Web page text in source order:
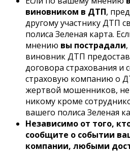
виновником в ДТП,
другому участнику ДТП
полиса Зеленая карта.
мнению вы пострадали
виновник ДТП
договора страхования и
страховую компанию о
жертвой мошенников, не
никому кроме
вашего полиса Зеленая
Независимо от того,
сообщите о событии
компании, любыми